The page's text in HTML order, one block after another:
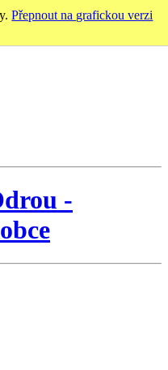
Přepnout na grafickou verzi
-